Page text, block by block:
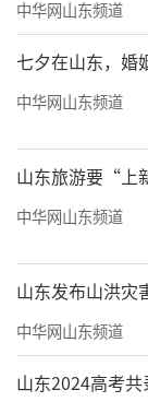
中华网山东频道
七夕在山东，婚
中华网山东频道
山东旅游要“上
中华网山东频道
山东发布山洪灾
中华网山东频道
山东2024高考